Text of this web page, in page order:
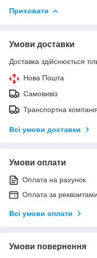
Приховати
Умови доставки
Доставка здійснюється
Нова Пошта
Самовивіз
Транспортна
Всі умови доставки
Умови оплати
Оплата на рахунок
Оплата за реквізитами
Всі умови оплати
Умови повернення